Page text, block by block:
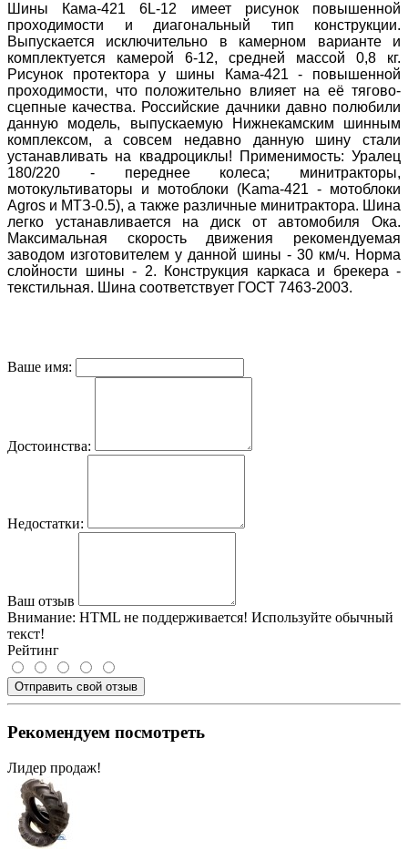
Шины Кама-421 6L-12 имеет рисунок повышенной
проходимости и диагональный тип конструкции.
Выпускается исключительно в камерном варианте и
комплектуется камерой 6-12, средней массой 0,8 кг.
Рисунок протектора у шины Кама-421 - повышенной
проходимости, что положительно влияет на её тягово-
сцепные качества. Российские дачники давно полюбили
данную модель, выпускаемую Нижнекамским шинным
комплексом, а совсем недавно данную шину стали
устанавливать на квадроциклы!
Применимость: Уралец
180/220 - переднее колеса; минитракторы,
мотокультиваторы и мотоблоки (Kama-421 - мотоблоки
Agros и МТЗ-0.5), а также различные минитрактора. Шина
легко устанавливается на диск от автомобиля Ока.
Максимальная скорость движения рекомендуемая
заводом изготовителем у данной шины - 30 км/ч. Норма
слойности шины - 2. Конструкция каркаса и брекера -
текстильная. Шина соответствует ГОСТ 7463-2003.
Ваше имя:
Достоинства:
Недостатки:
Ваш отзыв
Внимание: HTML не поддерживается! Используйте обычный
текст!
Рейтинг
Отправить свой отзыв
Рекомендуем посмотреть
Лидер продаж!